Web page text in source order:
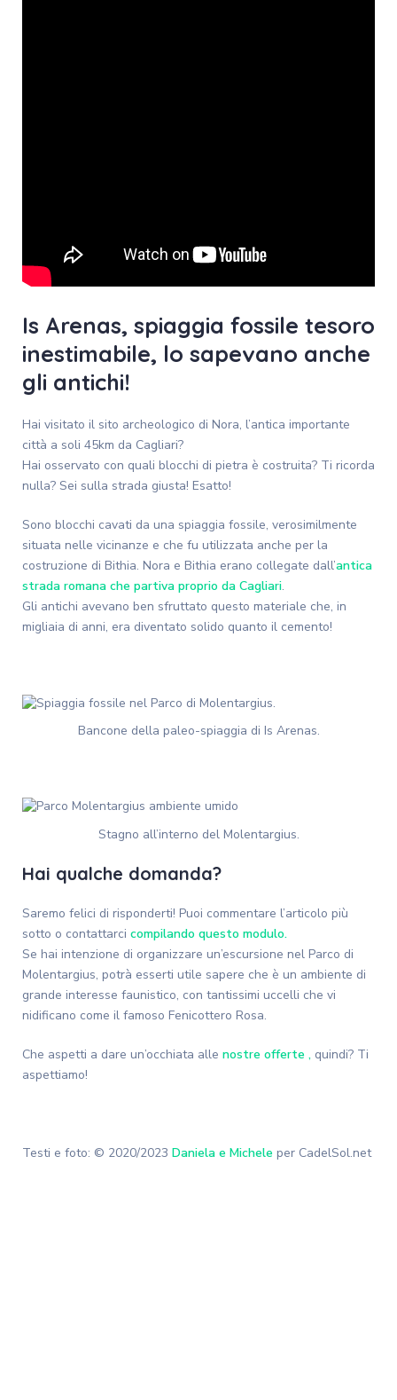
Is Arenas, spiaggia fossile tesoro
inestimabile, lo sapevano anche
gli antichi!
Hai visitato il sito archeologico di Nora, l’antica importante
città a soli 45km da Cagliari?
Hai osservato con quali blocchi di pietra è costruita? Ti ricorda
nulla? Sei sulla strada giusta! Esatto!
Sono blocchi cavati da una spiaggia fossile, verosimilmente
situata nelle vicinanze e che fu utilizzata anche per la
costruzione di Bithia. Nora e Bithia erano collegate dall’antica
strada romana che partiva proprio da Cagliari.
Gli antichi avevano ben sfruttato questo materiale che, in
migliaia di anni, era diventato solido quanto il cemento!
Bancone della paleo-spiaggia di Is Arenas.
Stagno all’interno del Molentargius.
Hai qualche domanda?
Saremo felici di risponderti! Puoi commentare l’articolo più
sotto o contattarci compilando questo modulo.
Se hai intenzione di organizzare un’escursione nel Parco di
Molentargius, potrà esserti utile sapere che è un ambiente di
grande interesse faunistico, con tantissimi uccelli che vi
nidificano come il famoso Fenicottero Rosa.
Che aspetti a dare un’occhiata alle nostre offerte , quindi? Ti
aspettiamo!
Testi e foto: © 2020/2023 Daniela e Michele per CadelSol.net